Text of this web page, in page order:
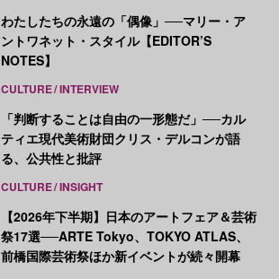
わたしたちの永遠の「偶像」──マリー・ア
ントワネット・スタイル【EDITOR’S
NOTES】
CULTURE INTERVIEW
「判断することは自由の一形態だ」──カル
ティエ現代美術財団クリス・デルコンが語
る、公共性と批評
CULTURE INSIGHT
【2026年下半期】日本のアートフェア＆芸術
祭17選──ARTE Tokyo、TOKYO ATLAS、
前橋国際芸術祭ほか新イベントが続々開幕